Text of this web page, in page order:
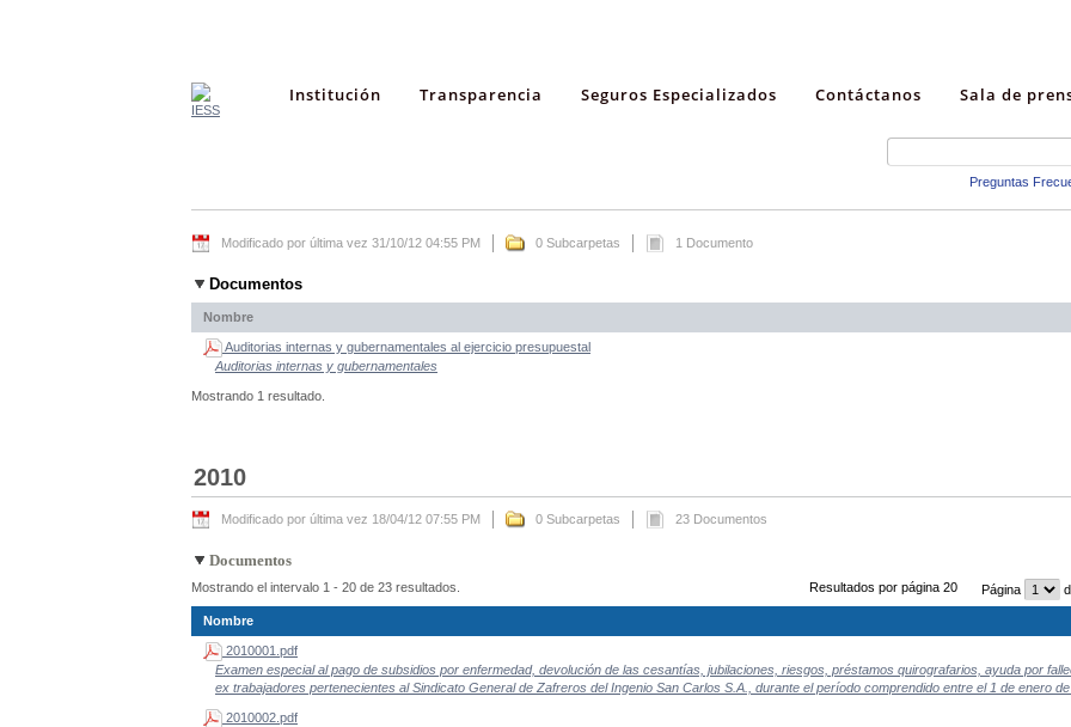
Institución Transparencia Seguros Especializados Contáctanos Sala de
Preguntas
Modificado por última vez 31/10/12 04:55 PM 0 Subcarpetas 1 Documento
Documentos
Nombre
Auditorias internas y gubernamentales al ejercicio presupuestal
Auditorias internas y gubernamentales
Mostrando 1 resultado.
2010
Modificado por última vez 18/04/12 07:55 PM 0 Subcarpetas 23 Documentos
Documentos
Mostrando el intervalo 1 - 20 de 23 resultados. Resultados por página 20 Página
Nombre
2010001.pdf
Examen especial al pago de subsidios por enfermedad, devolución de las cesantías, jubilaciones, riesgos, préstamos quirografarios, ayuda por
ex trabajadores pertenecientes al Sindicato General de Zafreros del Ingenio San Carlos S.A., durante el período comprendido entre el 1 de enero
2010002.pdf